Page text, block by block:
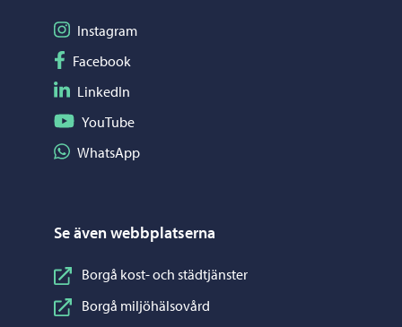
Följ på Instagram
Instagram
Följ på Facebook
Facebook
Följ på LinkedIn
LinkedIn
Följ på YouTube
YouTube
Dela på WhatsApp
WhatsApp
Se även webbplatserna
Borgå kost- och städtjänster
Borgå miljöhälsovård